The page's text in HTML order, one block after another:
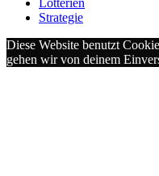
Lotterien
Strategie
Diese Website benutzt
gehen wir von deinem